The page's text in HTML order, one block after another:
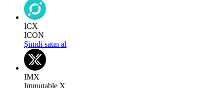
ICX
ICON
Şimdi satın al
IMX
Immutable X